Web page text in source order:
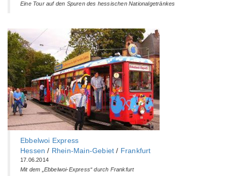
Eine Tour auf den Spuren des hessischen Nationalgetränkes
Ebbelwoi Express
Hessen / Rhein-Main-Gebiet / Frankfurt
17.06.2014
Mit dem „Ebbelwoi-Express“ durch Frankfurt